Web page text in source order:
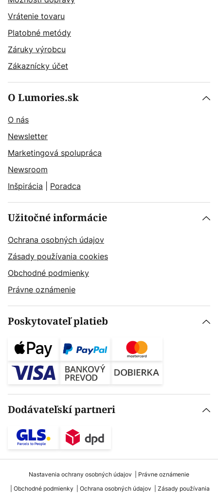
Vrátenie tovaru
Platobné metódy
Záruky výrobcu
Zákaznícky účet
O Lumories.sk
O nás
Newsletter
Marketingová spolupráca
Newsroom
Inšpirácia
Poradca
Užitočné informácie
Ochrana osobných údajov
Zásady používania cookies
Obchodné podmienky
Právne oznámenie
Poskytovateľ platieb
Dodávateľskí partneri
Nastavenia ochrany osobných údajov
Právne oznámenie
Obchodné podmienky
Ochrana osobných údajov Zásady používania